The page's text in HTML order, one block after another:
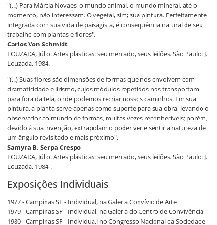
"(...) Para Márcia Novaes, o mundo animal, o mundo mineral, até o
momento, não interessam. O vegetal, sim; sua pintura. Perfeitamente
integrada com sua vida de paisagista, é consequência natural de seu
trabalho com plantas e flores".
Carlos Von Schmidt
LOUZADA, Júlio. Artes plásticas: seu mercado, seus leilões. São Paulo: J.
Louzada, 1984.
"(...) Suas flores são dimensões de formas que nos envolvem com
dramaticidade e lirismo, cujos módulos repetidos nos transportam
para fora da tela, onde podemos recriar nossos caminhos. Em sua
pintura, a planta serve apenas como suporte para sua obra, levando o
observador ao mundo de formas, muitas vezes reconhecíveis; porém,
devido à sua invenção, extrapolam o poder ver e sentir a natureza de
um ângulo revisitado e mais próximo".
Samyra B. Serpa Crespo
LOUZADA, Júlio. Artes plásticas: seu mercado, seus leilões. São Paulo: J.
Louzada, 1984-.
Exposições Individuais
1977 - Campinas SP - Individual, na Galeria Convívio de Arte
1979 - Campinas SP - Individual, na Galeria do Centro de Convivência
1980 - Campinas SP - Individua,l no Congresso Nacional da Sociedade